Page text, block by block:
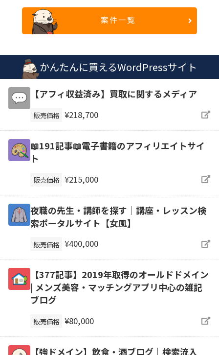
案件一覧
かんたんに買えるWordPressサイト
【アフィ収益済み】買取に関するメディア
販売価格 ¥218,700
📖191記事📖電子書籍のアフィリエイトサイ
ト
販売価格 ¥215,000
夜職の先生・講師を探す｜講座・レッスン検
索ポータルサイト【女風】
販売価格 ¥400,000
【377記事】2019年取得のオールドドメイン
| メンズ美容・マッチングアプリ中心の雑記
ブログ
販売価格 ¥80,000
【強ドメイン】飲食・酒ブログ｜検索流入